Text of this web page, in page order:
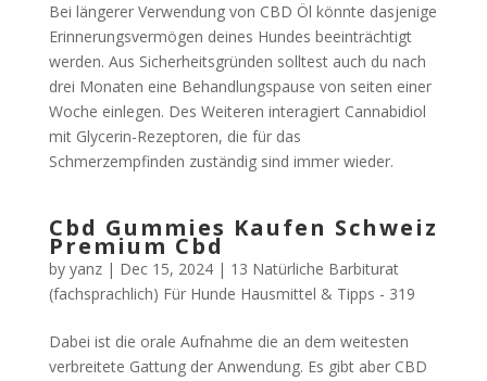
Bei längerer Verwendung von CBD Öl könnte dasjenige
Erinnerungsvermögen deines Hundes beeinträchtigt
werden. Aus Sicherheitsgründen solltest auch du nach
drei Monaten eine Behandlungspause von seiten einer
Woche einlegen. Des Weiteren interagiert Cannabidiol
mit Glycerin-Rezeptoren, die für das
Schmerzempfinden zuständig sind immer wieder.
Cbd Gummies Kaufen Schweiz
Premium Cbd
by yanz| Dec 15, 2024| 13 Natürliche Barbiturat
(fachsprachlich) Für Hunde Hausmittel & Tipps - 319
Dabei ist die orale Aufnahme die an dem weitesten
verbreitete Gattung der Anwendung. Es gibt aber CBD